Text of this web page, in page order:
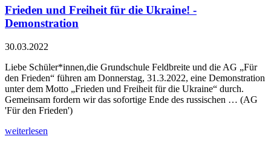
Frieden und Freiheit für die Ukraine! -
Demonstration
30.03.2022
Liebe Schüler*innen,die Grundschule Feldbreite und die AG „Für
den Frieden“ führen am Donnerstag, 31.3.2022, eine Demonstration
unter dem Motto „Frieden und Freiheit für die Ukraine“ durch.
Gemeinsam fordern wir das sofortige Ende des russischen … (AG
'Für den Frieden')
weiterlesen